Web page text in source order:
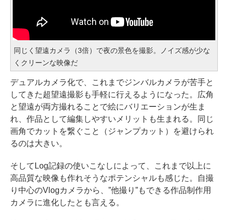
同じく望遠カメラ（3倍）で夜の景色を撮影。ノイズ感が少な
くクリーンな映像だ
デュアルカメラ化で、これまでジンバルカメラが苦手と
してきた超望遠撮影も手軽に行えるようになった。広角
と望遠が両方撮れることで絵にバリエーションが生ま
れ、作品として編集しやすいメリットも生まれる。同じ
画角でカットを繋ぐこと（ジャンプカット）を避けられ
るのは大きい。
そしてLog記録の使いこなしによって、これまで以上に
高品質な映像も作れそうなポテンシャルも感じた。自撮
り中心のVlogカメラから、”他撮り”もできる作品制作用
カメラに進化したとも言える。